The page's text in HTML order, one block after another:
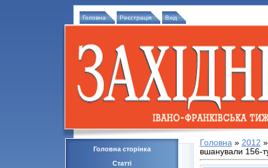
Головна Реєстрація Вхід
Головна сторінка
Статті
Головна» 2012 »
вшанували 156-